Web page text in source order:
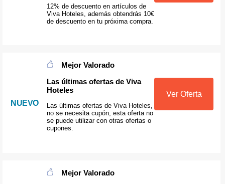
12% de descuento en artículos de
Viva Hoteles, además obtendrás 10€
de descuento en tu próxima compra.
NUEVO
Mejor Valorado
Las últimas ofertas de Viva
Hoteles
Las últimas ofertas de Viva Hoteles,
no se necesita cupón, esta oferta no
se puede utilizar con otras ofertas o
cupones.
Ver Oferta
Mejor Valorado